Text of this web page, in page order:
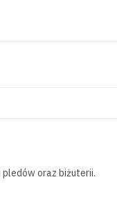
pledów oraz biżuterii.